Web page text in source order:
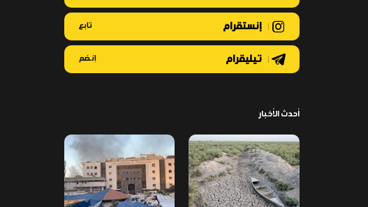
إنستقرام تابع
تيليقرام إنضم
أحدث الأخبار